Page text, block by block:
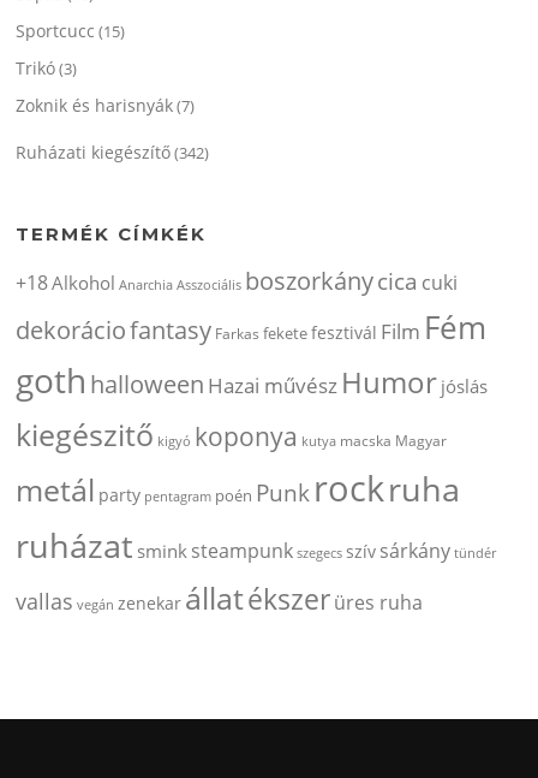
Sportcucc (15)
Trikó(3)
Zoknik és harisnyák(7)
Ruházati kiegészítő(342)
TERMÉK CÍMKÉK
+18Alkohol Anarchia Asszociális boszorkánycica cuki
dekoráciofantasy Farkas feketefesztivál Film Fém
goth halloween Hazai művész Humor jóslás
kiegészitő kigyó koponya kutya macska Magyar
metál party pentagram poén Punkrockruha
ruházat smink steampunk szegecs szív sárkány tündér
vallas vegán zenekar állatékszerüres ruha